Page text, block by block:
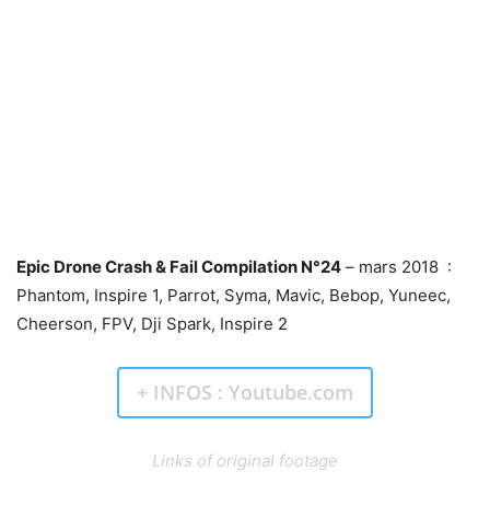
Epic Drone Crash & Fail Compilation N°24 – mars 2018 :
Phantom, Inspire 1, Parrot, Syma, Mavic, Bebop, Yuneec,
Cheerson, FPV, Dji Spark, Inspire 2
+ INFOS : Youtube.com
Links of original footage